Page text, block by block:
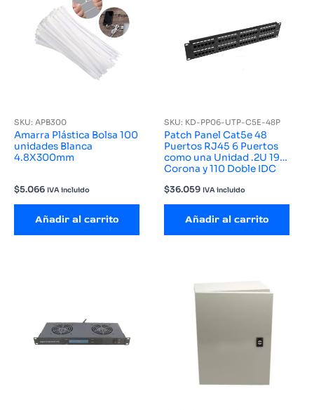
SKU: APB300
Amarra Plástica Bolsa 100
unidades Blanca
4.8X300mm
$5.066 IVA incluido
Añadir al carrito
SKU: KD-PP06-UTP-C5E-48P
Patch Panel Cat5e 48
Puertos RJ45 6 Puertos
como una Unidad .2U 19
Corona y 110 Doble IDC
$36.059 IVA incluido
Añadir al carrito